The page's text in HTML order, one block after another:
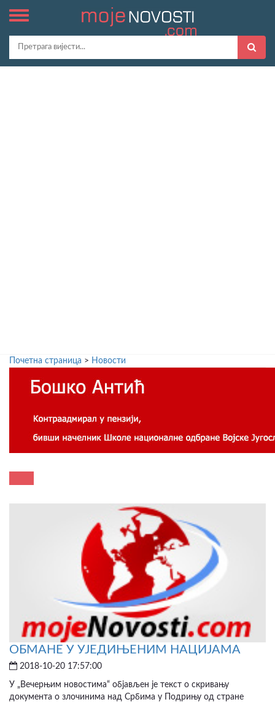
Почетна страница > Новости
ОБМАНЕ У УЈЕДИЊЕНИМ НАЦИЈАМА
2018-10-20 17:57:00
У „Вечерњим новостима“ објављен је текст о скривању
документа о злочинима над Србима у Подрињу од стране